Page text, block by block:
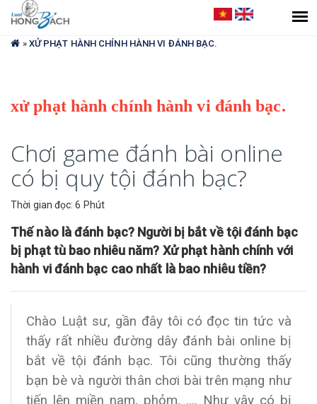
Bạn
đang
» XỬ PHẠT HÀNH CHÍNH HÀNH VI ĐÁNH BẠC.
xử phạt hành chính hành vi đánh bạc.
Chơi game đánh bài online
có bị quy tội đánh bạc?
Thời gian đọc: 6 Phút
Thế nào là đánh bạc? Người bị bắt về tội đánh bạc
bị phạt tù bao nhiêu năm? Xử phạt hành chính với
hành vi đánh bạc cao nhất là bao nhiêu tiền?
Chào Luật sư, gần đây tôi có đọc tin tức và
thấy rất nhiều đường dây đánh bài online bị
bắt về tội đánh bạc. Tôi cũng thường thấy
bạn bè và người thân chơi bài trên mạng như
tiến lên miền nam, phỏm, .... Như vậy có bị